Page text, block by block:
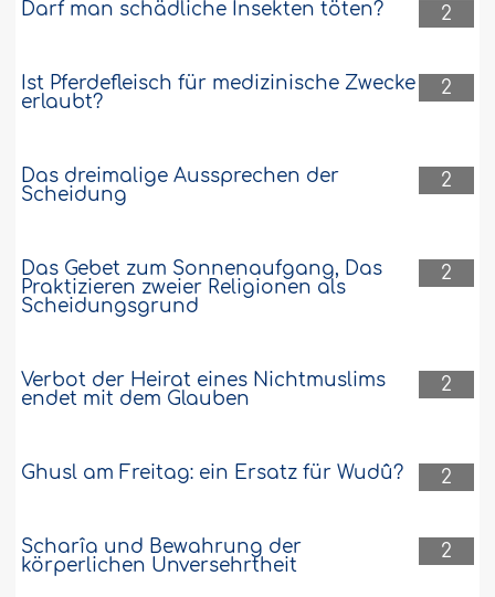
2
Darf man schädliche Insekten töten?
2
Ist Pferdefleisch für medizinische Zwecke
erlaubt?
2
Das dreimalige Aussprechen der
Scheidung
2
Das Gebet zum Sonnenaufgang, Das
Praktizieren zweier Religionen als
Scheidungsgrund
2
Verbot der Heirat eines Nichtmuslims
endet mit dem Glauben
2
Ghusl am Freitag: ein Ersatz für Wudû?
2
Scharîa und Bewahrung der
körperlichen Unversehrtheit